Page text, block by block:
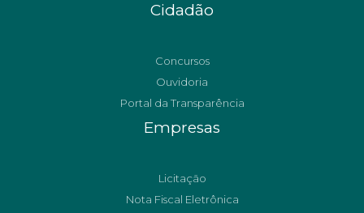
Cidadão
Concursos
Ouvidoria
Portal da Transparência
Empresas
Licitação
Nota Fiscal Eletrônica